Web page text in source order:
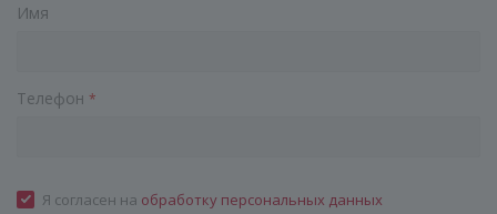
Имя
Телефон *
Я согласен на обработку персональных данных